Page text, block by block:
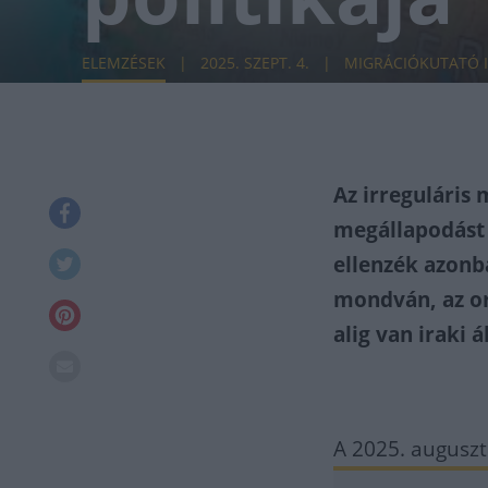
ELEMZÉSEK 2025. SZEPT. 4. MIGRÁCIÓKUTATÓ
Az irreguláris
ellenzék
mondván, az
alig van iraki
A 2025.